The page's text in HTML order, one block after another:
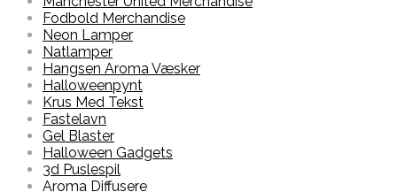
Fodbold Merchandise
Neon Lamper
Natlamper
Hangsen Aroma Væsker
Halloweenpynt
Krus Med Tekst
Fastelavn
Gel Blaster
Halloween Gadgets
3d Puslespil
Aroma Diffusere